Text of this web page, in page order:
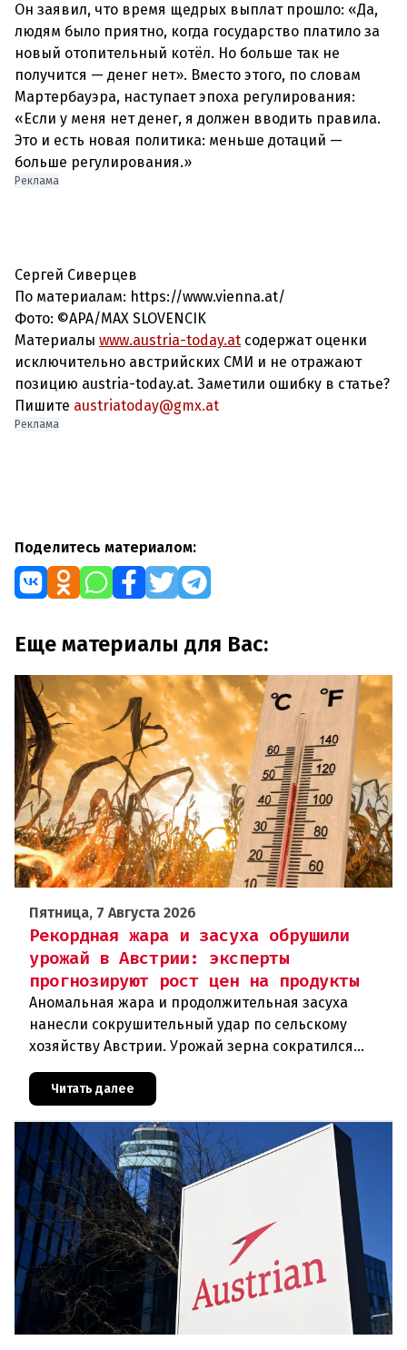
Он заявил, что время щедрых выплат прошло: «Да,
людям было приятно, когда государство платило за
новый отопительный котёл. Но больше так не
получится — денег нет». Вместо этого, по словам
Мартербауэра, наступает эпоха регулирования:
«Если у меня нет денег, я должен вводить правила.
Это и есть новая политика: меньше дотаций —
больше регулирования.»
Реклама
Сергей Сиверцев
По материалам: https://www.vienna.at/
Фото: ©APA/MAX SLOVENCIK
Материалы www.austria-today.at содержат оценки
исключительно австрийских СМИ и не отражают
позицию austria-today.at. Заметили ошибку в статье?
Пишите austriatoday@gmx.at
Реклама
Поделитесь материалом:
Еще материалы для Вас:
Пятница, 7 Августа 2026
Рекордная жара и засуха обрушили
урожай в Австрии: эксперты
прогнозируют рост цен на продукты
Аномальная жара и продолжительная засуха
нанесли сокрушительный удар по сельскому
хозяйству Австрии. Урожай зерна сократился
потери достигают 80 процентов.
Читать далее